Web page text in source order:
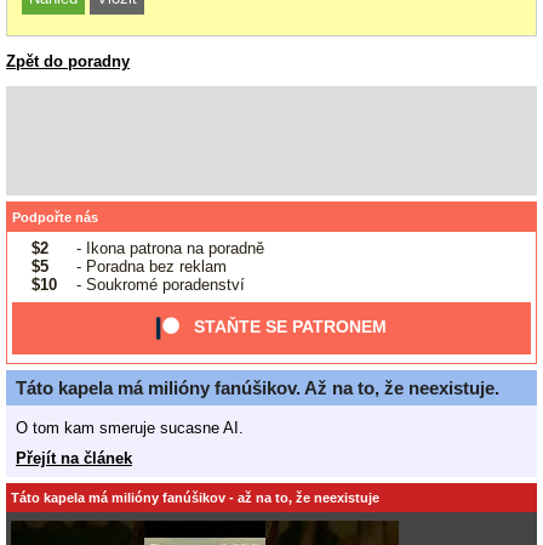
Zpět do poradny
Podpořte nás
$2
- Ikona patrona na poradně
$5
- Poradna bez reklam
$10
- Soukromé poradenství
STAŇTE SE PATRONEM
Táto kapela má milióny fanúšikov. Až na to, že neexistuje.
O tom kam smeruje sucasne AI.
Přejít na článek
Táto kapela má milióny fanúšikov - až na to, že neexistuje